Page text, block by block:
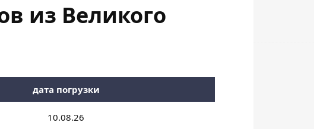
из Великого
дата погрузки
10.08.26